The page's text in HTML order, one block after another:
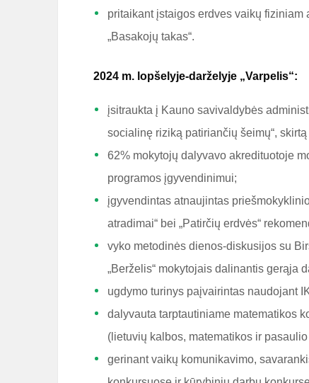
pritaikant įstaigos erdves vaikų
„Basakojų takas“.
2024 m. lopšelyje-darželyje „Varpelis“:
įsitraukta į Kauno savivaldybės
socialinę riziką patiriančių šeimų“,
62% mokytojų dalyvavo akredituotoje
programos įgyvendinimui;
įgyvendintas atnaujintas
atradimai“ bei „Patirčių erdvės“
vyko metodinės dienos-diskusijos su
„Berželis“ mokytojais dalinantis gerąja
ugdymo turinys paįvairintas naudojant
dalyvauta tarptautiniame matematikos
(lietuvių kalbos, matematikos ir
gerinant vaikų komunikavimo,